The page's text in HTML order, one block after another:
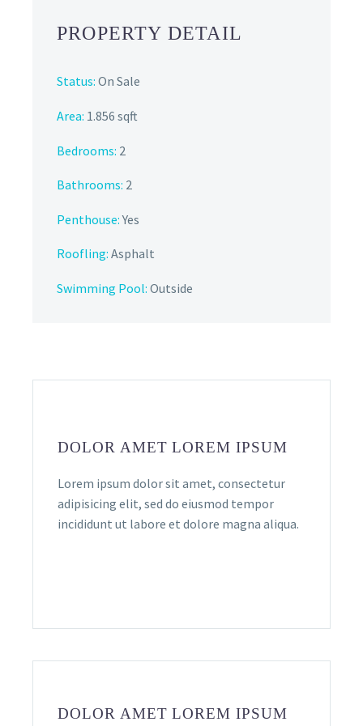
PROPERTY DETAIL
Status: On Sale
Area: 1.856 sqft
Bedrooms: 2
Bathrooms: 2
Penthouse:Yes
Roofling: Asphalt
Swimming Pool: Outside
DOLOR AMET LOREM IPSUM
Lorem ipsum dolor sit amet, consectetur
adipisicing elit, sed do eiusmod tempor
incididunt ut labore et dolore magna aliqua.
DOLOR AMET LOREM IPSUM